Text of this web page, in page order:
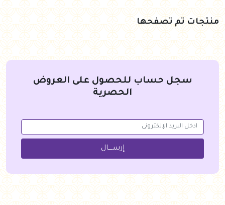
منتجات تم تصفحها
سجل حساب للحصول على العروض
الحصرية
إرســــال